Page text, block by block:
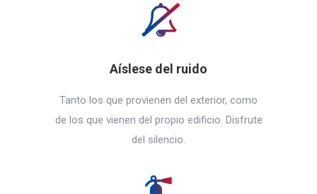
Aíslese del ruido
Tanto los que provienen del exterior, como
de los que vienen del propio edificio. Disfrute
del silencio.